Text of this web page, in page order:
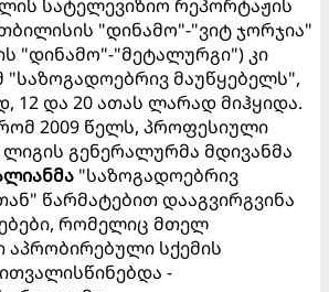
სატელევიზიო რეპორტაჟის
"დინამო"-"ვიტ ჯორჯია"
"დინამო"-"მეტალურგი") კი
მაუწყებელს",
12 და 20 ათას ლარად მიჰყიდა.
რომ 2009 წელს, პროფესიული
გენერალურმა მდივანმა
"საზოგადოებრივ
წარმატებით დააგვირგვინა
რომელიც მთელ
სქემის
-